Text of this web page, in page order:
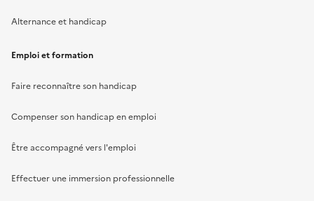
Alternance et handicap
Emploi et formation
Faire reconnaître son handicap
Compenser son handicap en emploi
Être accompagné vers l'emploi
Effectuer une immersion professionnelle